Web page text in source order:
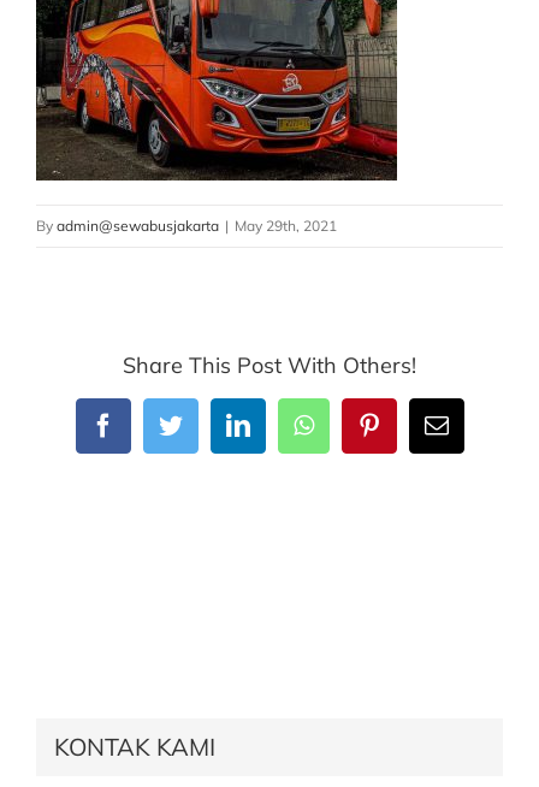
By admin@sewabusjakarta | May 29th, 2021
Share This Post With Others!
FacebookTwitterLinkedInWhatsAppPinterestEmail
KONTAK KAMI